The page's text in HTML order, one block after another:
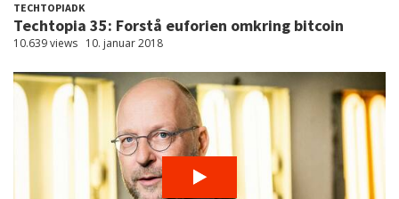
TECHTOPIADK
Techtopia 35: Forstå euforien omkring bitcoin
10.639 views 10. januar 2018